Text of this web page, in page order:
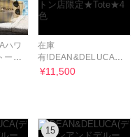
ハワ
ト
在庫
有!DEAN&DELUCA★
ハワイ リッツカールト
¥11,500
15